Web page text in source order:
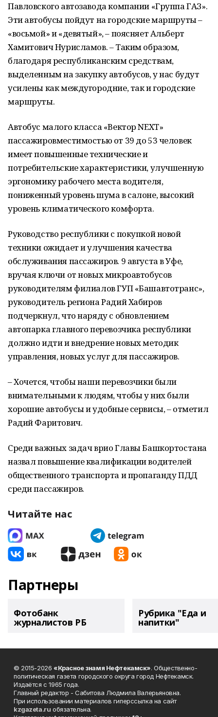
Павловского автозавода компании «Группа ГАЗ».
Эти автобусы пойдут на городские маршруты –
«восьмой» и «девятый», – поясняет Альберт
Хамитович Нурисламов. – Таким образом,
благодаря республиканским средствам,
выделенным на закупку автобусов, у нас будут
усилены как междугородние, так и городские
маршруты.
Автобус малого класса «Вектор NEXT»
пассажировместимостью от 39 до 53 человек
имеет повышенные технические и
потребительские характеристики, улучшенную
эргономику рабочего места водителя,
пониженный уровень шума в салоне, высокий
уровень климатического комфорта.
Руководство республики с покупкой новой
техники ожидает и улучшения качества
обслуживания пассажиров. 9 августа в Уфе,
вручая ключи от новых микроавтобусов
руководителям филиалов ГУП «Башавтотранс»,
руководитель региона Радий Хабиров
подчеркнул, что наряду с обновлением
автопарка главного перевозчика республики
должно идти и внедрение новых методик
управления, новых услуг для пассажиров.
– Хочется, чтобы наши перевозчики были
внимательными к людям, чтобы у них были
хорошие автобусы и удобные сервисы, – отметил
Радий Фаритович.
Среди важных задач врио Главы Башкортостана
назвал повышение квалификации водителей
общественного транспорта и пропаганду ПДД
среди пассажиров.
Читайте нас
Партнеры
Фотобанк
журналистов РБ
Рубрика "Еда и
напитки"
© 2015-2026 «Красное знамя Нефтекамск». Общественно-
политическая газета городского округа город Нефтекамск.
Издаётся с 1965 года.
Главный редактор - Сабитова Людмила Валерьяновна.
При использовании материалов гиперссылка на сайт
kzgazeta.ru обязательна.